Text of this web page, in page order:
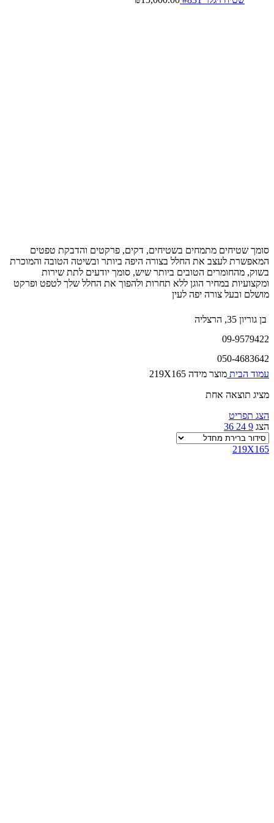
סומך שטיחים מתמחים בשטיחים, דקים, פרקטים והדבקת טפטים
המאפשרת לעצב את החלל בצורה היפה ביותר ובשיטה הטובה והמוכרת
בשוק, מהחומרים הטובים ביותר שיש, סומך יודעים לתת שירות
ומקצועיות במחיר הוגן ללא תחרות ולהפוך את החלל שלך לטפט ופרקט
מושלם ובעל צורה יפה לעין
בן גוריון 35, הרצליה
09-9579422
050-4683642
עמוד הבית מוצר מידה 219X165
מציג תוצאה אחת
הצג תפריט
הצג 9
24
36
219X165